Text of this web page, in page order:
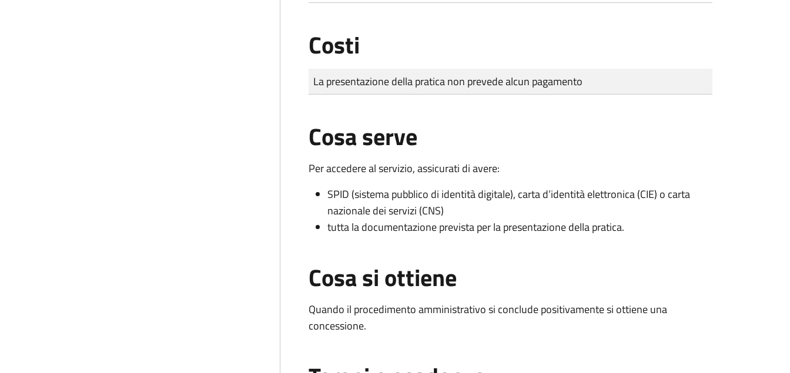
Costi
Tipo di pagamento
Importo
La presentazione della pratica non prevede alcun pagamento
Cosa serve
Per accedere al servizio, assicurati di avere:
SPID (sistema pubblico di identità digitale), carta d’identità elettronica (CIE) o carta
nazionale dei servizi (CNS)
tutta la documentazione prevista per la presentazione della pratica.
Cosa si ottiene
Quando il procedimento amministrativo si conclude positivamente si ottiene una
concessione.